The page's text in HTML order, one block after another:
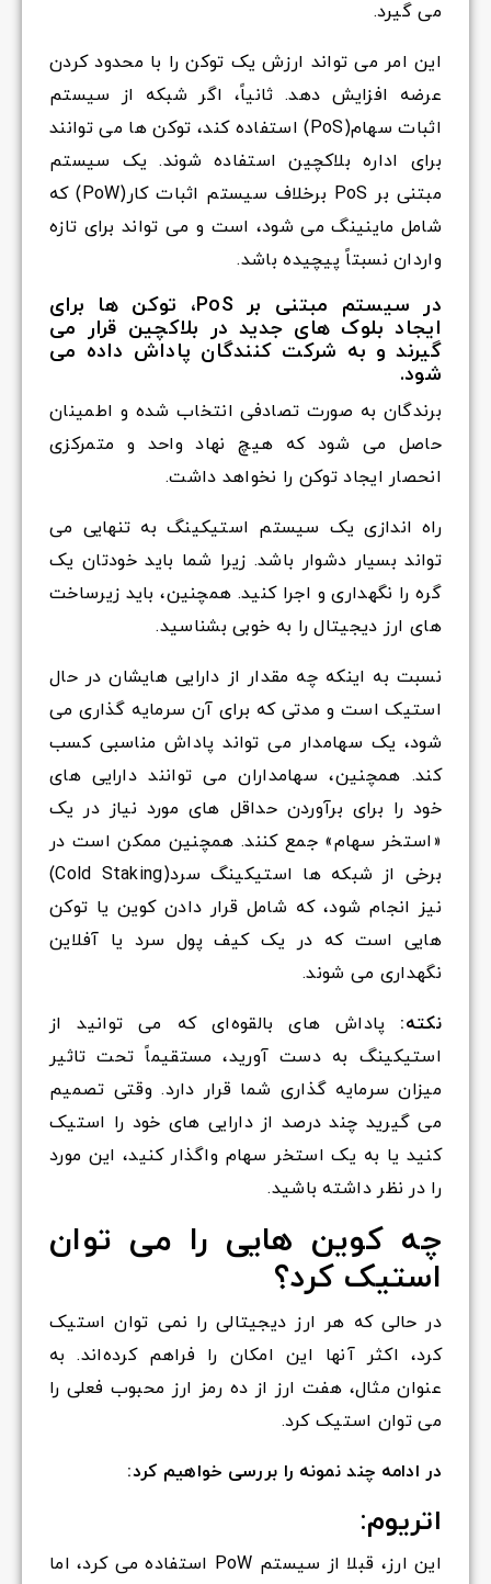
می گیرد.
این امر می تواند ارزش یک توکن را با محدود کردن
عرضه افزایش دهد. ثانیاً، اگر شبکه از سیستم
اثبات سهام(PoS) استفاده کند، توکن ها می توانند
برای اداره بلاکچین استفاده شوند. یک سیستم
مبتنی بر PoS برخلاف سیستم اثبات کار(PoW) که
شامل ماینینگ می شود، است و می تواند برای تازه
واردان نسبتاً پیچیده باشد.
در سیستم مبتنی بر PoS، توکن ها برای
ایجاد بلوک های جدید در بلاکچین قرار می
گیرند و به شرکت کنندگان پاداش داده می
شود.
برندگان به صورت تصادفی انتخاب شده و اطمینان
حاصل می شود که هیچ نهاد واحد و متمرکزی
انحصار ایجاد توکن را نخواهد داشت.
راه اندازی یک سیستم استیکینگ به تنهایی می
تواند بسیار دشوار باشد. زیرا شما باید خودتان یک
گره را نگهداری و اجرا کنید. همچنین، باید زیرساخت
های ارز دیجیتال را به خوبی بشناسید.
نسبت به اینکه چه مقدار از دارایی هایشان در حال
استیک است و مدتی که برای آن سرمایه گذاری می
شود، یک سهامدار می تواند پاداش مناسبی کسب
کند. همچنین، سهامداران می توانند دارایی های
خود را برای برآوردن حداقل های مورد نیاز در یک
«استخر سهام» جمع کنند. همچنین ممکن است در
برخی از شبکه ها استیکینگ سرد(Cold Staking)
نیز انجام شود، که شامل قرار دادن کوین یا توکن
هایی است که در یک کیف پول سرد یا آفلاین
نگهداری می شوند.
نکته:
پاداش های بالقوه‌ای که می توانید از
استیکینگ به دست آورید، مستقیماً تحت تاثیر
میزان سرمایه گذاری شما قرار دارد. وقتی تصمیم
می گیرید چند درصد از دارایی های خود را استیک
کنید یا به یک استخر سهام واگذار کنید، این مورد
را در نظر داشته باشید.
چه کوین هایی را می توان
استیک کرد؟
در حالی که هر ارز دیجیتالی را نمی توان استیک
کرد، اکثر آنها این امکان را فراهم کرده‌اند. به
عنوان مثال، هفت ارز از ده رمز ارز محبوب فعلی را
می توان استیک کرد.
در ادامه چند نمونه را بررسی خواهیم کرد:
اتریوم:
این ارز، قبلا از سیستم PoW استفاده می کرد، اما